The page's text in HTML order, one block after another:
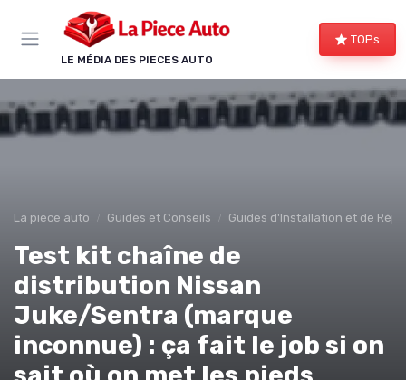
LE MÉDIA DES PIECES AUTO
TOPs
La piece auto Guides et Conseils Guides d'Installation et de
Test kit chaîne de
distribution Nissan
Juke/Sentra (marque
inconnue) : ça fait le job si on
Panneau de gestion des cookies